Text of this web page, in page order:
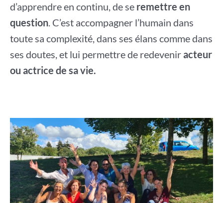
d’apprendre en continu, de se remettre en
question. C’est accompagner l’humain dans
toute sa complexité, dans ses élans comme dans
ses doutes, et lui permettre de redeveniracteur
ou actrice de sa vie.